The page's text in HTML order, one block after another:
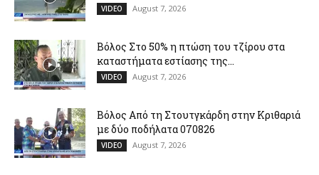
VIDEO August 7, 2026
Βόλος Στο 50% η πτώση του τζίρου στα
καταστήματα εστίασης της...
VIDEO August 7, 2026
Βόλος Από τη Στουτγκάρδη στην Κριθαριά
με δύο ποδήλατα 070826
VIDEO August 7, 2026